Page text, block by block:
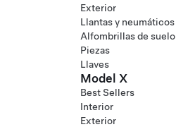
Exterior
Llantas y neumáticos
Alfombrillas de suelo
Piezas
Llaves
Model X
Best Sellers
Interior
Exterior